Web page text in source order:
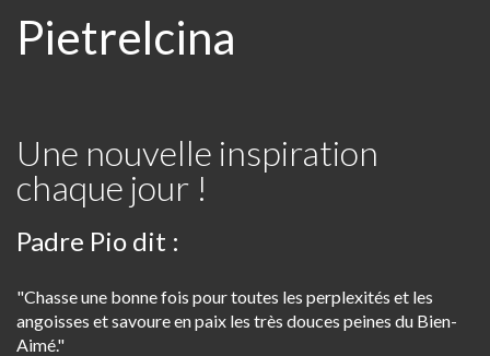
Pietrelcina
Une nouvelle inspiration
chaque jour !
Padre Pio dit :
"Chasse une bonne fois pour toutes les perplexités et les
angoisses et savoure en paix les très douces peines du Bien-
Aimé."